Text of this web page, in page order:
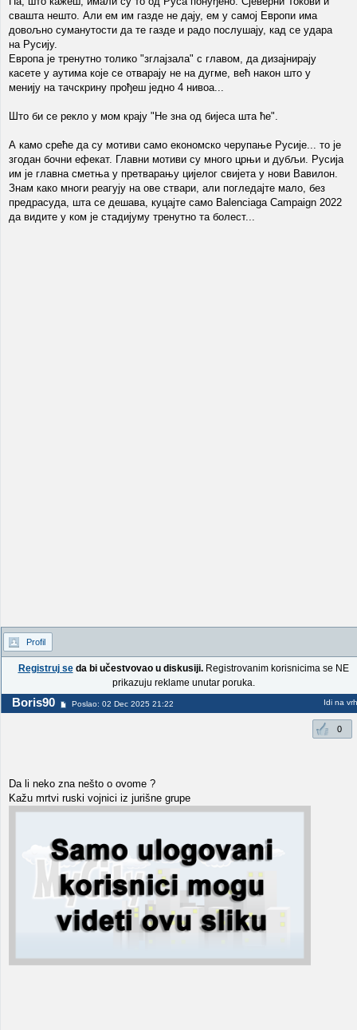
свашта нешто. Али ем им газде не дају, ем у самој Европи има
довољно суманутости да те газде и радо послушају, кад се удара
на Русију.
Европа је тренутно толико "зглајзала" с главом, да дизајнирају
касете у аутима које се отварају не на дугме, већ након што у
менију на тачскрину прођеш једно 4 нивоа...
Што би се рекло у мом крају "Не зна од бијеса шта ће".
А камо среће да су мотиви само економско черупање Русије... то је
згодан бочни ефекат. Главни мотиви су много црњи и дубљи. Русија
им је главна сметња у претварању цијелог свијета у нови Вавилон.
Знам како многи реагују на ове ствари, али погледајте мало, без
предрасуда, шта се дешава, куцајте само Balenciaga Campaign 2022
да видите у ком је стадијуму тренутно та болест...
Profil
Registruj seda bi učestvovao u diskusiji.Registrovanim korisnicima se NE
prikazuju reklame unutar poruka.
Boris90 Poslao: 02 Dec 2025 21:22 Idi na vrh
0
Da li neko zna nešto o ovome ?
Kažu mrtvi ruski vojnici iz jurišne grupe